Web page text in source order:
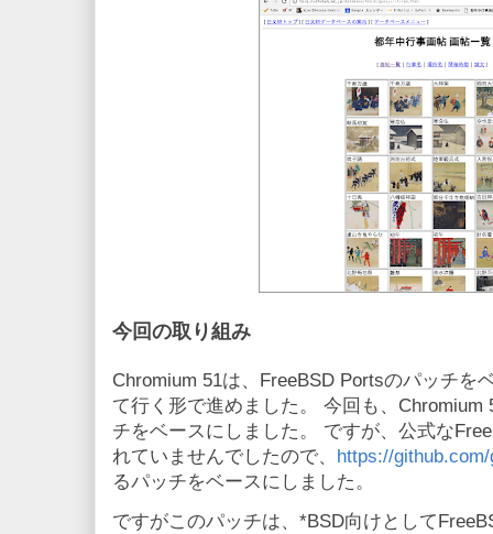
今回の取り組み
Chromium 51は、FreeBSD Portsのパッチを
て行く形で進めました。 今回も、Chromium
チをベースにしました。 ですが、公式な
れていませんでしたので、 https://
るパッチをベースにしました。
ですがこのパッチは、*BSD向けとして